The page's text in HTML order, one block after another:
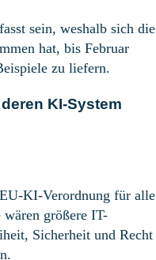
sein, weshalb sich die
hat, bis Februar
zu liefern.
KI-System
KI-Verordnung für alle
wären größere IT-
Sicherheit und Recht